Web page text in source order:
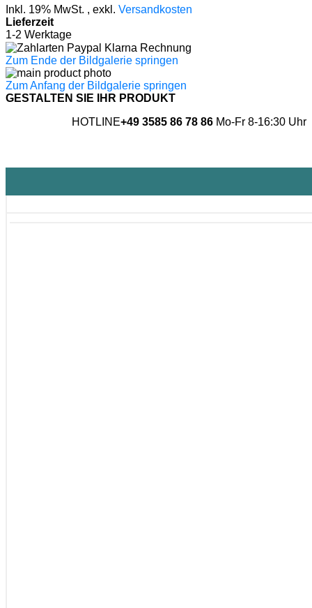
Inkl. 19% MwSt. , exkl. Versandkosten
Lieferzeit
1-2 Werktage
Zum Ende der Bildgalerie springen
Zum Anfang der Bildgalerie springen
GESTALTEN SIE IHR PRODUKT
HOTLINE+49 3585 86 78 86 Mo-Fr 8-16:30 Uhr